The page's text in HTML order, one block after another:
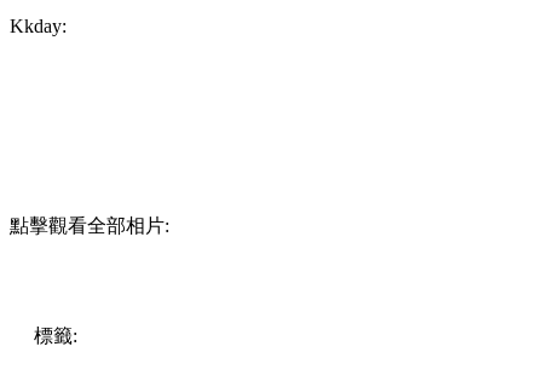
Kkday:
點擊觀看全部相片:
標籤: